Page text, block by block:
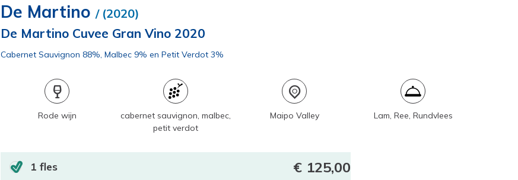
De Martino / (2020)
De Martino Cuvee Gran Vino 2020
Cabernet Sauvignon 88%, Malbec 9% en Petit Verdot 3%
Rode wijn
cabernet sauvignon, malbec,
petit verdot
Maipo Valley Lam, Ree, Rundvlees
1 fles 125,00